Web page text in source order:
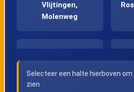
Vlijtingen,
Molenweg
Selecteer een halte hierboven
zien